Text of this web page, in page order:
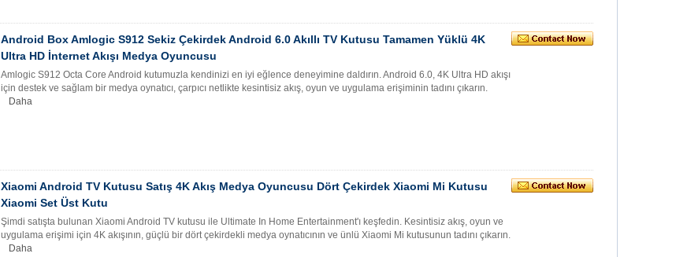
Android Box Amlogic S912 Sekiz Çekirdek Android 6.0 Akıllı TV Kutusu Tamamen Yüklü 4K
Ultra HD İnternet Akışı Medya Oyuncusu
Amlogic S912 Octa Core Android kutumuzla kendinizi en iyi eğlence deneyimine daldırın. Android 6.0, 4K Ultra HD akışı
için destek ve sağlam bir medya oynatıcı, çarpıcı netlikte kesintisiz akış, oyun ve uygulama erişiminin tadını çıkarın.
Daha
Xiaomi Android TV Kutusu Satış 4K Akış Medya Oyuncusu Dört Çekirdek Xiaomi Mi Kutusu
Xiaomi Set Üst Kutu
Şimdi satışta bulunan Xiaomi Android TV kutusu ile Ultimate In Home Entertainment'ı keşfedin. Kesintisiz akış, oyun ve
uygulama erişimi için 4K akışının, güçlü bir dört çekirdekli medya oynatıcının ve ünlü Xiaomi Mi kutusunun tadını çıkarın.
Daha